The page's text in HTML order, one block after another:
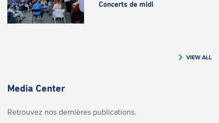
Concerts de midi
VIEW ALL
Media Center
Retrouvez nos dernières publications.